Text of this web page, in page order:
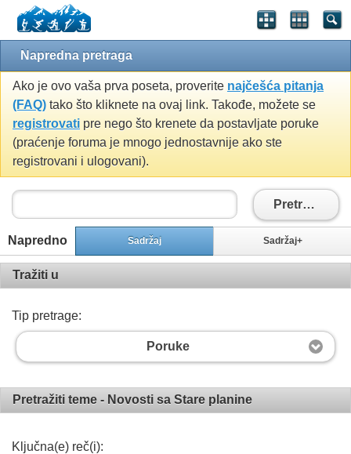
Napredna pretraga
Ako je ovo vaša prva poseta, proverite najčešća pitanja
(FAQ) tako što kliknete na ovaj link. Takođe, možete se
registrovati pre nego što krenete da postavljate poruke
(praćenje foruma je mnogo jednostavnije ako ste
registrovani i ulogovani).
Pretražiti
Napredno Sadržaj Sadržaj+
Tražiti u
Tip pretrage:
Poruke
Pretražiti teme - Novosti sa Stare planine
Ključna(e) reč(i):